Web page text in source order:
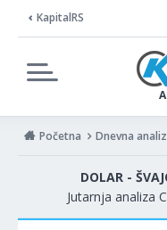
KapitalRS
Početna Dnevna
DOLAR -
Jutarnja analiza